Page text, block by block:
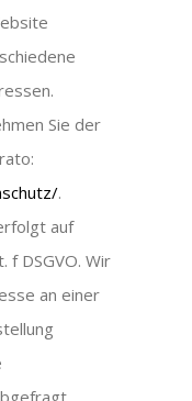
Sie der
.
auf
f DSGVO. Wir
an einer